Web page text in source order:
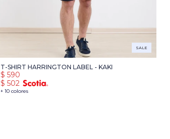
SALE
T-SHIRT HARRINGTON LABEL - KAKI
+ 10 colores
$ 590
$ 502